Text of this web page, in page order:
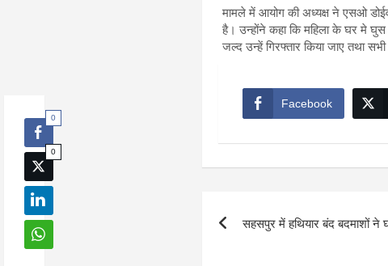
मामले में आयोग की अध्यक्ष ने एसओ
है। उन्होंने कहा कि महिला के घर मे
जल्द उन्हें गिरफ्तार किया जाए तथा
Facebook
navigation
सहसपुर में हथियार बंद बदमाशों
0
0